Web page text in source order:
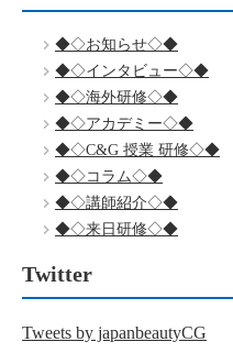
◆◇お知らせ◇◆
◆◇インタビュー◇◆
◆◇海外研修◇◆
◆◇アカデミー◇◆
◆◇C&G 授業 研修◇◆
◆◇コラム◇◆
◆◇講師紹介◇◆
◆◇来日研修◇◆
Twitter
Tweets by japanbeautyCG